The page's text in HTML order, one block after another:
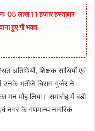
05 लाख 11 हजार हस्ताक्षर
हुए गौ भक्त
अतिथियों, शिक्षक साथियों एवं
उनके भतीजे चिराग गुर्जर ने
मन मोह लिया। समारोह में बड़ी
एवं नगर के गणमान्य नागरिक